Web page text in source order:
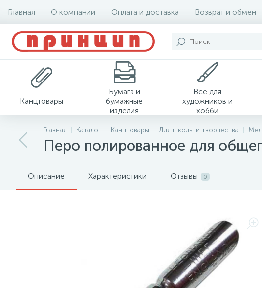
Главная О компании Оплата и доставка Возврат и обмен
Канцтовары
Бумага и
бумажные
изделия
Всё для
художников и
хобби
Главная Каталог Канцтовары Для школы и творчества
Перо полированное для
Описание Характеристики Отзывы 0